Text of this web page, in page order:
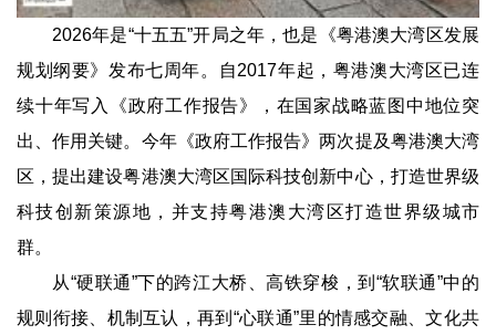
2026年是“十五五”开局之年，也是《粤港澳大湾区发展
规划纲要》发布七周年。自2017年起，粤港澳大湾区已连
续十年写入《政府工作报告》，在国家战略蓝图中地位突
出、作用关键。今年《政府工作报告》两次提及粤港澳大湾
区，提出建设粤港澳大湾区国际科技创新中心，打造世界级
科技创新策源地，并支持粤港澳大湾区打造世界级城市
群。
从“硬联通”下的跨江大桥、高铁穿梭，到“软联通”中的
规则衔接、机制互认，再到“心联通”里的情感交融、文化共